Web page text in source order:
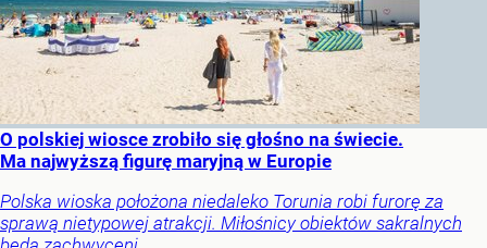
O polskiej wiosce zrobiło się głośno na świecie.
Ma najwyższą figurę maryjną w Europie
Polska wioska położona niedaleko Torunia robi furorę za
sprawą nietypowej atrakcji. Miłośnicy obiektów sakralnych